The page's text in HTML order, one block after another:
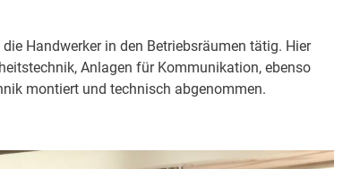
Handwerker in den Betriebsräumen tätig. Hier
Anlagen für Kommunikation, ebenso
montiert und technisch abgenommen.